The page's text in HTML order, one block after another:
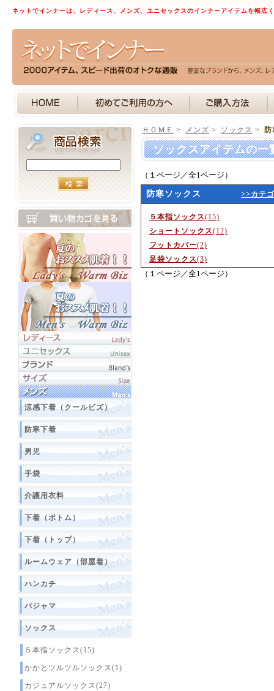
ネットでインナーは、レディース、メンズ、ユニセックスのインナーアイテムを幅広
涼感下着（クールビズ）
防寒下着
男児
手袋
介護用衣料
下着（ボトム）
下着（トップ）
ルームウェア（部屋着）
ハンカチ
パジャマ
ソックス
５本指ソックス(15)
かかとツルツルソックス(1)
カジュアルソックス(27)
ＨＯＭＥ > メンズ > ソックス >
ソックスアイテムの
（１ページ／全1ページ）
防寒ソックス >>カテ
５本指ソックス(15)
ショートソックス(12)
フットカバー(2)
足袋ソックス(3)
（１ページ／全1ページ）